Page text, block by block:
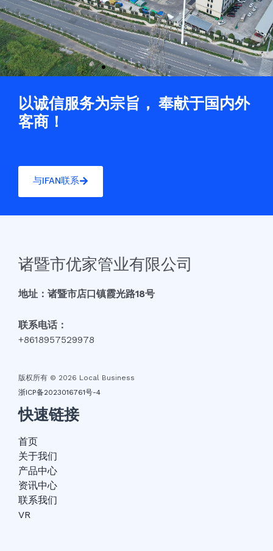
以诚信服务为宗旨， 奉献于国内外
客商！
与IFAN联系
诸暨市优家管业有限公司
地址：诸暨市店口镇霞光路18号
联系电话：
+8618957529978
版权所有 © 2026 Local Business
浙ICP备2023016761号-4
快速链接
首页
关于我们
产品中心
资讯中心
联系我们
VR